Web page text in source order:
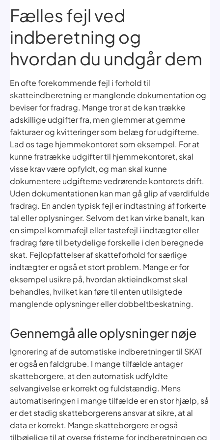
Fælles fejl ved
indberetning og
hvordan du undgår dem
En ofte forekommende fejl i forhold til
skatteindberetning er manglende dokumentation og
beviser for fradrag. Mange tror at de kan trække
adskillige udgifter fra, men glemmer at gemme
fakturaer og kvitteringer som belæg for udgifterne.
Lad os tage hjemmekontoret som eksempel. For at
kunne fratrække udgifter til hjemmekontoret, skal
visse krav være opfyldt, og man skal kunne
dokumentere udgifterne vedrørende kontorets drift.
Uden dokumentationen kan man gå glip af værdifulde
fradrag. En anden typisk fejl er indtastning af forkerte
tal eller oplysninger. Selvom det kan virke banalt, kan
en simpel kommafejl eller tastefejl i indtægter eller
fradrag føre til betydelige forskelle i den beregnede
skat. Fejlopfattelser af skatteforhold for særlige
indtægter er også et stort problem. Mange er for
eksempel usikre på, hvordan aktieindkomst skal
behandles, hvilket kan føre til enten utilsigtede
manglende oplysninger eller dobbeltbeskatning.
Gennemgå alle oplysninger nøje
Ignorering af de automatiske indberetninger til SKAT
er også en faldgrube. I mange tilfælde antager
skatteborgere, at den automatisk udfyldte
selvangivelse er korrekt og fuldstændig. Mens
automatiseringen i mange tilfælde er en stor hjælp, så
er det stadig skatteborgerens ansvar at sikre, at al
data er korrekt. Mange skatteborgere er også
tilbøjelige til at overse fristerne for indberetningen og